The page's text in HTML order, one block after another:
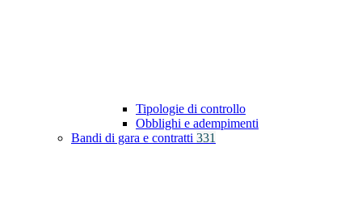
Tipologie di controllo
Obblighi e adempimenti
Bandi di gara e contratti 331